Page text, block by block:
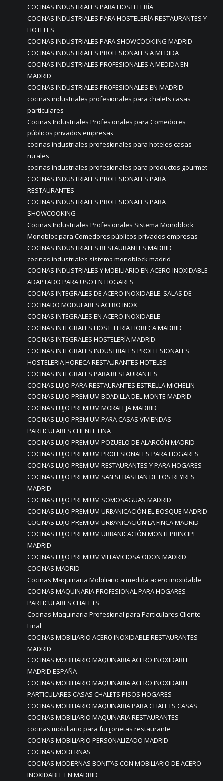
COCINAS INDUSTRIALES PARA HOSTELERÍA
COCINAS INDUSTRIALES PARA HOSTELERÍA RESTAURANTES Y
HOTELES
COCINAS INDUSTRIALES PARA SHOWCOOKIING MADRID
COCINAS INDUSTRIALES PROFESIONALES A MEDIDA
COCINAS INDUSTRIALES PROFESIONALES A MEDIDA EN
MADRID
COCINAS INDUSTRIALES PROFESIONALES EN MADRID
cocinas industriales profesionales para chalets casas
particulares
Cocinas Industriales Profesionales para Comedores
públicos privados empresas
cocinas industriales profesionales para hoteles casas
rurales
cocinas industriales profesionales para productos gourmet
COCINAS INDUSTRIALES PROFESIONALES PARA
RESTAURANTES
COCINAS INDUSTRIALES PROFESIONALES PARA
SHOWCOOKING
Cocinas Industriales Profesionales Sistema Monoblock
Monobloc para Comedores públicos privados empresas
COCINAS INDUSTRIALES RESTAURANTES MADRID
cocinas industriales sistema monoblock madrid
COCINAS INDUSTRIALES Y MOBILIARIO EN ACERO INOXIDABLE
ADAPTADO PARA USO EN HOGARES
COCINAS INTEGRALES DE ACERO INOXIDABLE. SALAS DE
COCINADO MODULARES ACERO INOX
COCINAS INTEGRALES EN ACERO INOXIDABLE
COCINAS INTEGRALES HOSTELERIA HORECA MADRID
COCINAS INTEGRALES HOSTELERÍA MADRID
COCINAS INTEGRALES INDUSTRIALES PROFFESIONALES
HOSTELERIA HORECA RESTAURANTES HOTELES
COCINAS INTEGRALES PARA RESTAURANTES
COCINAS LUJO PARA RESTAURANTES ESTRELLA MICHELIN
COCINAS LUJO PREMIUM BOADILLA DEL MONTE MADRID
COCINAS LUJO PREMIUM MORALEJA MADRID
COCINAS LUJO PREMIUM PARA CASAS VIVIENDAS
PARTICULARES CLIENTE FINAL
COCINAS LUJO PREMIUM POZUELO DE ALARCÓN MADRID
COCINAS LUJO PREMIUM PROFESIONALES PARA HOGARES
COCINAS LUJO PREMIUM RESTAURANTES Y PARA HOGARES
COCINAS LUJO PREMIUM SAN SEBASTIAN DE LOS REYRES
MADRID
COCINAS LUJO PREMIUM SOMOSAGUAS MADRID
COCINAS LUJO PREMIUM URBANICACIÓN EL BOSQUE MADRID
COCINAS LUJO PREMIUM URBANICACIÓN LA FINCA MADRID
COCINAS LUJO PREMIUM URBANICACIÓN MONTEPRINCIPE
MADRID
COCINAS LUJO PREMIUM VILLAVICIOSA ODON MADRID
COCINAS MADRID
Cocinas Maquinaria Mobiliario a medida acero inoxidable
COCINAS MAQUINARIA PROFESIONAL PARA HOGARES
PARTICULARES CHALETS
Cocinas Maquinaria Profesional para Particulares Cliente
Final
COCINAS MOBILIARIO ACERO INOXIDABLE RESTAURANTES
MADRID
COCINAS MOBILIARIO MAQUINARIA ACERO INOXIDABLE
MADRID ESPAÑA
COCINAS MOBILIARIO MAQUINARIA ACERO INOXIDABLE
PARTICULARES CASAS CHALETS PISOS HOGARES
COCINAS MOBILIARIO MAQUINARIA PARA CHALETS CASAS
COCINAS MOBILIARIO MAQUINARIA RESTAURANTES
cocinas mobiliario para furgonetas restaurante
COCINAS MOBILIARIO PERSONALIZADO MADRID
COCINAS MODERNAS
COCINAS MODERNAS BONITAS CON MOBILIARIO DE ACERO
INOXIDABLE EN MADRID